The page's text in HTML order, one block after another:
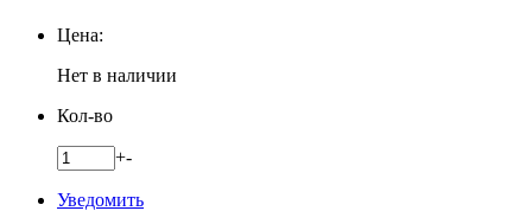
Цена:
Нет в наличии
Кол-во
+-
Уведомить